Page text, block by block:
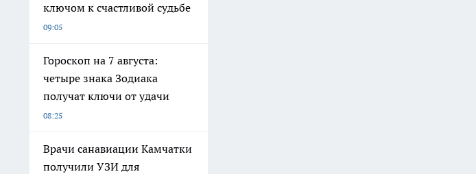
ключом к счастливой судьбе
09:05
Гороскоп на 7 августа:
четыре знака Зодиака
получат ключи от удачи
08:25
Врачи санавиации Камчатки
получили УЗИ для